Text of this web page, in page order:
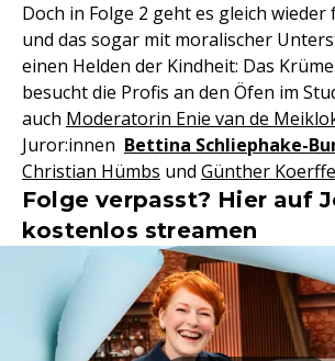
Doch in Folge 2 geht es gleich wieder
und das sogar mit moralischer
einen Helden der Kindheit: Das
besucht die Profis an den Öfen im
auch Moderatorin Enie van de
Juror:innen Bettina Schliephake-
Christian Hümbs und Günther
Folge verpasst? Hier auf
kostenlos streamen